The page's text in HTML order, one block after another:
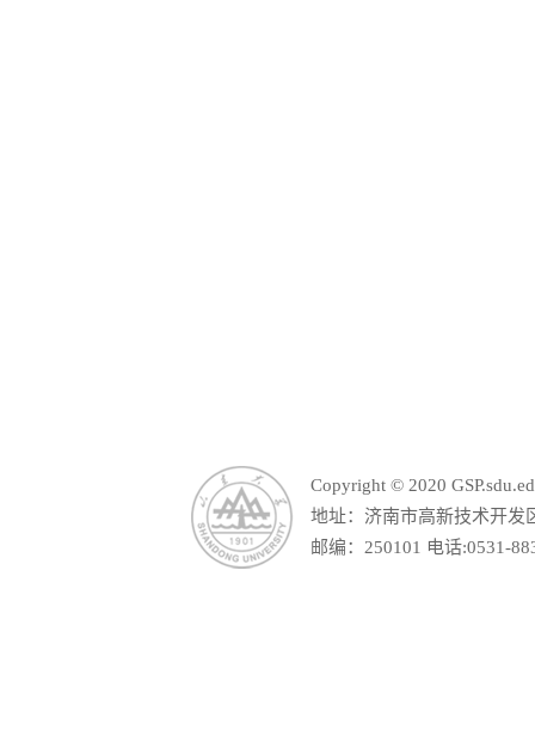
Copyright © 2020
地址：济南市高新技术开发
邮编：250101 电话:0531-